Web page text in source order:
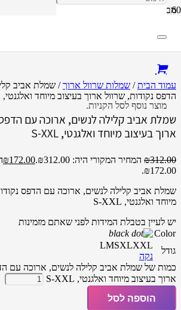
מוצר נוסף לסל הקניות.
מבצע!
עמוד הבית/ שמלות שרוול ארוך/ שמלת אביב
הדפס נקודות, שרוול ארוך בעיצוב מיוחד ואלגנטי, S-XXL
שמלת אביב קלילה לנשים, ארוכה עם הדפס
ארוך בעיצוב מיוחד ואלגנטי, S-XXL
₪312.00 המחיר המקורי היה: ₪312.00. ₪172.00
₪172.00.
שמלת אביב קלילה לנשים, ארוכה עם הדפס
מיוחד ואלגנטי, S-XXL
יש לעיין בטבלת המידות לפני שאתם מזמינות
Color
גודל
LMSXLXXL
נקה
כמות של שמלת אביב קלילה לנשים, ארוכה עם
ארוך בעיצוב מיוחד ואלגנטי, S-XXL
הוספה לסל